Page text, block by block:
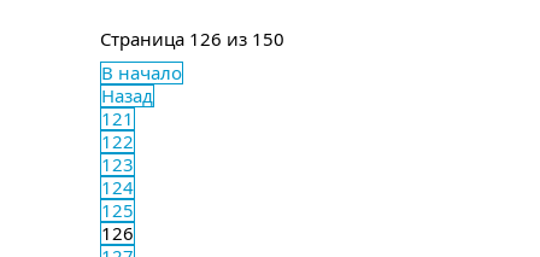
Страница 126 из 150
В начало
Назад
121
122
123
124
125
126